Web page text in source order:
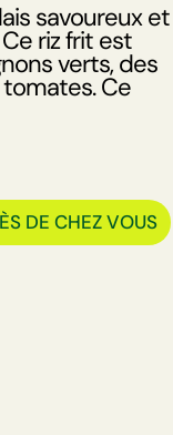
savoureux et
riz frit est
verts, des
Ce
DE CHEZ VOUS